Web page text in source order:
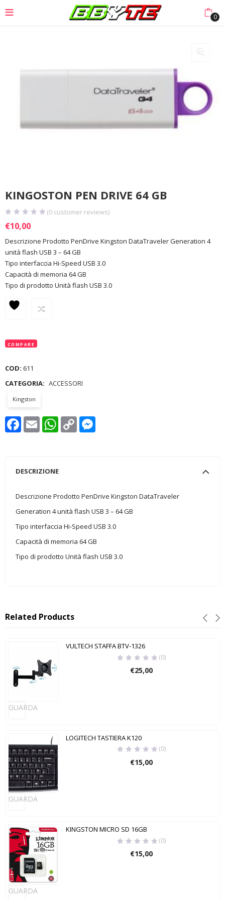
0
KINGOSTON PEN DRIVE 64 GB
(0 customer reviews)
€10,00
Descrizione Prodotto PenDrive Kingston DataTraveler Generation 4
unità flash USB 3 – 64 GB
Tipo interfaccia Hi-Speed USB 3.0
Capacità di memoria 64 GB
Tipo di prodotto Unità flash USB 3.0
COMPARE
COD: 611
CATEGORIA: ACCESSORI
Kingston
Facebook
Email WhatsApp
Copy
Link
DESCRIZIONE
Descrizione Prodotto PenDrive Kingston DataTraveler
Generation 4 unità flash USB 3 – 64 GB
Tipo interfaccia Hi-Speed USB 3.0
Capacità di memoria 64 GB
Tipo di prodotto Unità flash USB 3.0
Related Products
GUARDA
VULTECH STAFFA BTV-1326
(0)
€25,00
GUARDA
LOGITECH TASTIERA K120
(0)
€15,00
GUARDA
KINGSTON MICRO SD 16GB
(0)
€15,00